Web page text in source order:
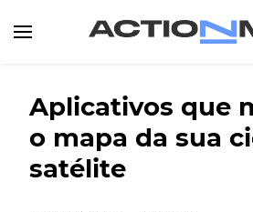
Aplicativos que
o mapa da sua
satélite